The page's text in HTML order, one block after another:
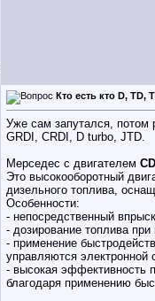
Кто есть кто D, TD,
Уже сам запутался, потом
GRDI, CRDI, D turbo, JTD.
Мерседес с двигателем CDI
Это высокооборотный
дизельного топлива,
Особенности:
- непосредственный впрыск
- дозирование топлива
- применение
управляются электронной
- высокая эффективность
благодаря применению